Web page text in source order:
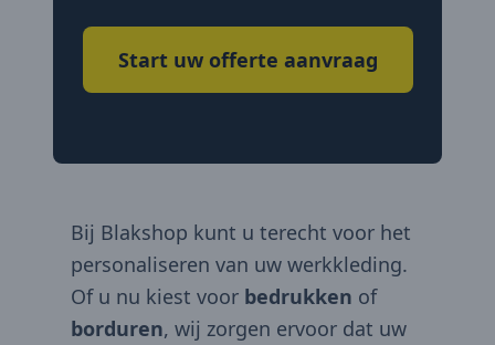
Start uw offerte aanvraag
Bij Blakshop kunt u terecht voor het
personaliseren van uw werkkleding.
Of u nu kiest voor bedrukken of
borduren, wij zorgen ervoor dat uw